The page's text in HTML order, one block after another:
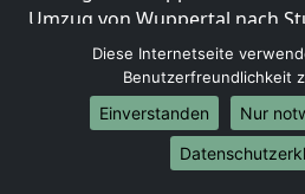
Umzug von Wuppertal nach
Umzug von Wuppertal nach
Umzug von Wuppertal nach
Umzug von Wuppertal nach
Umzug von Wuppertal nach
Umzug von Wuppertal nach
Diese Internetseite
Benutzerfreundlichkeit
Einverstanden
Nur